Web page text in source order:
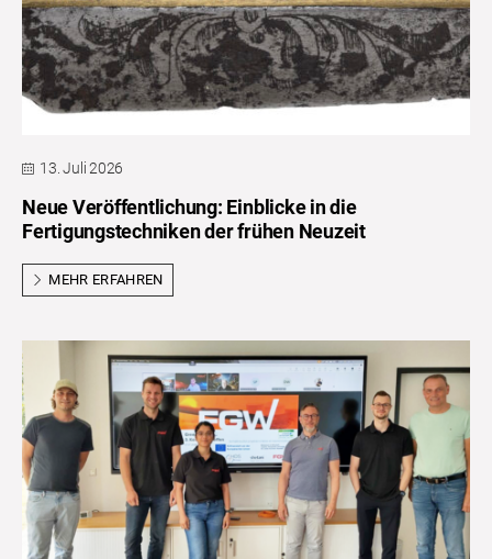
13. Juli 2026
Neue Veröffentlichung: Einblicke in die
Fertigungstechniken der frühen Neuzeit
MEHR ERFAHREN